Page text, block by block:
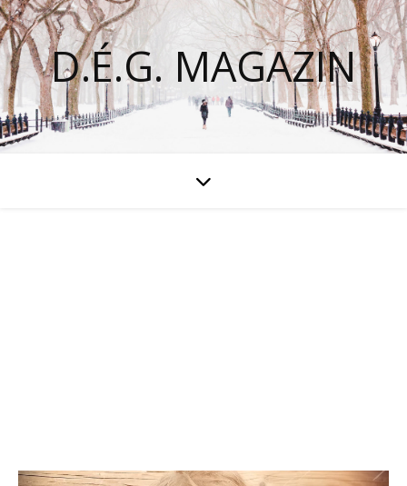
D.É.G. MAGAZIN